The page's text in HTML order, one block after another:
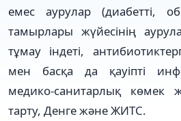
емес аурулар (диабетті,
тамырлары жүйесінің
тұмау індеті,
мен басқа да қауіпті
медико-санитарлық көмек
тарту, Денге және ЖИТС.